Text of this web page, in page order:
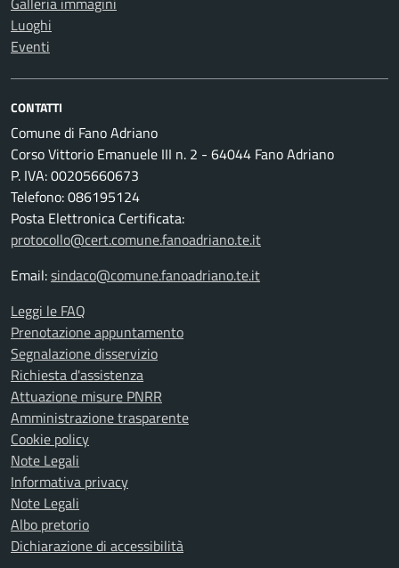
Luoghi
Eventi
CONTATTI
Comune di Fano Adriano
Corso Vittorio Emanuele III n. 2 - 64044 Fano Adriano
P. IVA: 00205660673
Telefono: 086195124
Posta Elettronica Certificata:
protocollo@cert.comune.fanoadriano.te.it
Email:sindaco@comune.fanoadriano.te.it
Leggi le FAQ
Prenotazione appuntamento
Segnalazione disservizio
Richiesta d'assistenza
Attuazione misure PNRR
Amministrazione trasparente
Cookie policy
Note Legali
Informativa privacy
Note Legali
Albo pretorio
Dichiarazione di accessibilità